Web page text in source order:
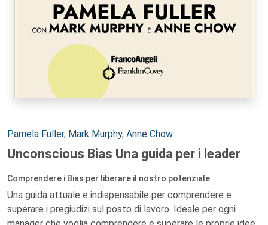
Autori:
Pamela Fuller, Mark Murphy, Anne Chow
Unconscious Bias Una guida per i leader
Comprendere i Bias per liberare il nostro potenziale
Una guida attuale e indispensabile per comprendere e
superare i pregiudizi sul posto di lavoro. Ideale per ogni